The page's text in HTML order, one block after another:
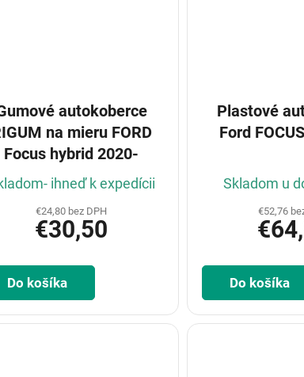
autokoberce
na mieru FORD
Focus hybrid 2020-
ihneď k expedícii
€24,80 bez DPH
€30,50
Do košíka
Plastové
Ford
Skladom u
€52,76
Do košíka